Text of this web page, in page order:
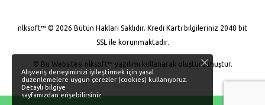
nlksoft™ © 2026 Bütün Hakları Saklıdır. Kredi Kartı bilgileriniz 2048 bit
SSL ile korunmaktadır.
© Bu Websitesi nlksoft™ yazılımı kullanarak oluşturulmuştur.
Alışveriş deneyiminizi iyileştirmek için yasal
düzenlemelere uygun çerezler (cookies) kullanıyoruz.
Detaylı bilgiye
sayfamızdan erişebilirsiniz.